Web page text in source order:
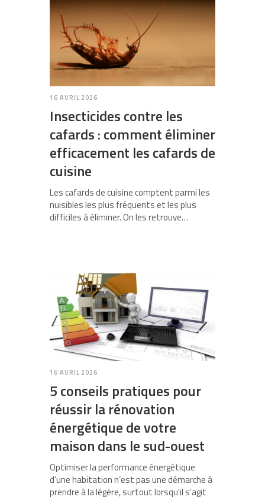
16 AVRIL 2026
Insecticides contre les
cafards : comment éliminer
efficacement les cafards de
cuisine
Les cafards de cuisine comptent parmi les
nuisibles les plus fréquents et les plus
difficiles à éliminer. On les retrouve…
16 AVRIL 2026
5 conseils pratiques pour
réussir la rénovation
énergétique de votre
maison dans le sud-ouest
Optimiser la performance énergétique
d’une habitation n’est pas une démarche à
prendre à la légère, surtout lorsqu’il s’agit